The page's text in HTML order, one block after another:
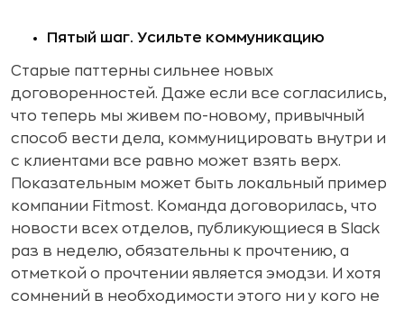
Пятый шаг. Усильте коммуникацию
Старые паттерны сильнее новых
договоренностей. Даже если все согласились,
что теперь мы живем по-новому, привычный
способ вести дела, коммуницировать внутри и
с клиентами все равно может взять верх.
Показательным может быть локальный пример
компании Fitmost. Команда договорилась, что
новости всех отделов, публикующиеся в Slack
раз в неделю, обязательны к прочтению, а
отметкой о прочтении является эмодзи. И хотя
сомнений в необходимости этого ни у кого не